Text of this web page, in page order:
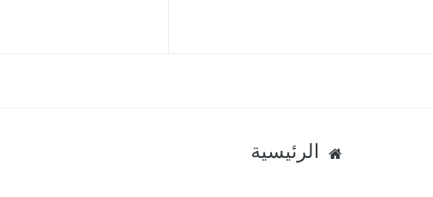
الرئيسية